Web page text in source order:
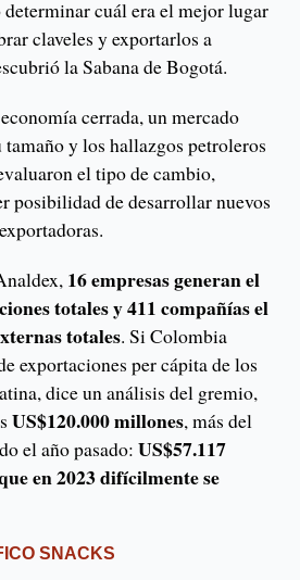
cuál era el mejor lugar
claveles y exportarlos a
la Sabana de Bogotá.
cerrada, un mercado
y los hallazgos petroleros
el tipo de cambio,
posibilidad de desarrollar nuevos
16 empresas generan el
totales y 411 compañías el
totales. Si Colombia
exportaciones per cápita de los
dice un análisis del gremio,
US$120.000 millones, más del
el año pasado: US$57.117
en 2023 difícilmente se
SNACKS